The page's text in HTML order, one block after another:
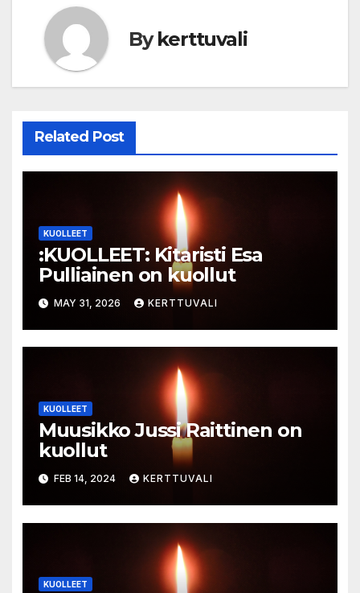
Bykerttuvali
Related Post
KUOLLEET
:KUOLLEET: Kitaristi Esa
Pulliainen on kuollut
MAY 31, 2026 KERTTUVALI
KUOLLEET
Muusikko Jussi Raittinen on
kuollut
FEB 14, 2024 KERTTUVALI
KUOLLEET